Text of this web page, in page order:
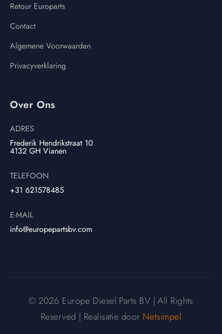
Retour Europarts
Contact
Algemene Voorwaarden
Privacyverklaring
Over Ons
ADRES
Frederik Hendrikstraat 10
4132 GH Vianen
TELEFOON
+31 621578485
E-MAIL
info@europepartsbv.com
© 2026 Europe Diesel Parts BV | All Rights
Reserved | Realisatie door Netsimpel